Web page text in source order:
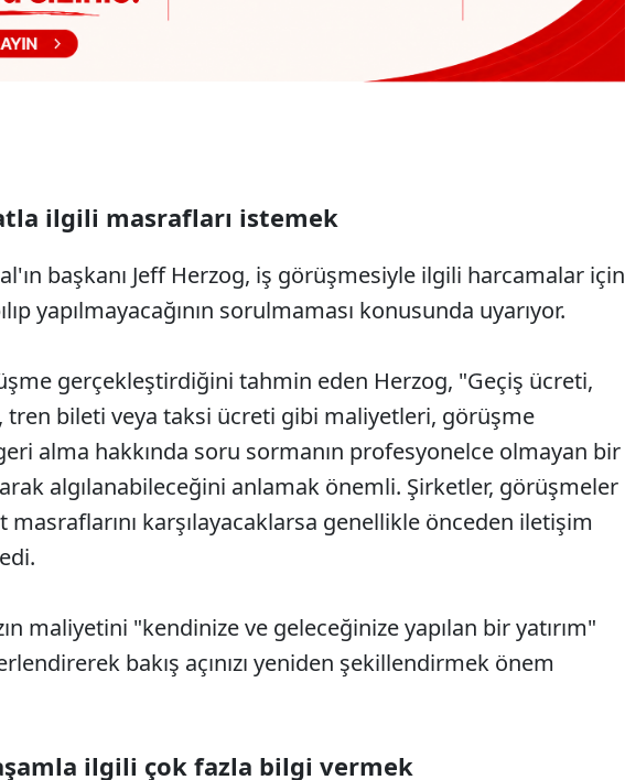
ilgili masrafları istemek
başkanı Jeff Herzog, iş görüşmesiyle ilgili harcamalar için
yapılmayacağının sorulmaması konusunda uyarıyor.
gerçekleştirdiğini tahmin eden Herzog, "Geçiş ücreti,
tren bileti veya taksi ücreti gibi maliyetleri, görüşme
alma hakkında soru sormanın profesyonelce olmayan bir
algılanabileceğini anlamak önemli. Şirketler, görüşmeler
masraflarını karşılayacaklarsa genellikle önceden iletişim
maliyetini "kendinize ve geleceğinize yapılan bir yatırım"
bakış açınızı yeniden şekillendirmek önem
ilgili çok fazla bilgi vermek